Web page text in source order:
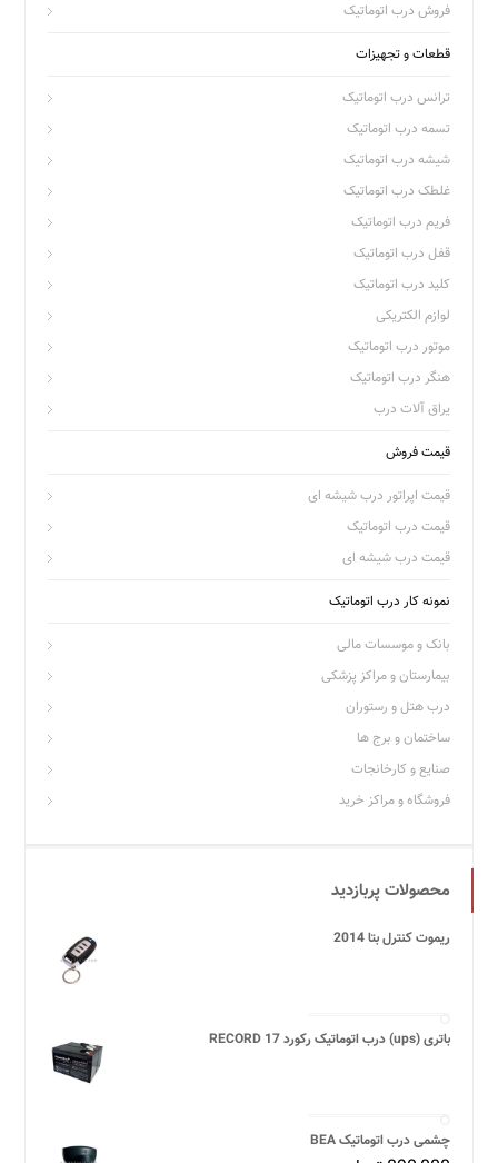
فروش درب اتوماتیک
قطعات و تجهیزات
ترانس درب اتوماتیک
تسمه درب اتوماتیک
شیشه درب اتوماتیک
غلطک درب اتوماتیک
فریم درب اتوماتیک
قفل درب اتوماتیک
کلید درب اتوماتیک
لوازم الکتریکی
موتور درب اتوماتیک
هنگر درب اتوماتیک
یراق آلات درب
قیمت فروش
قیمت اپراتور درب شیشه ای
قیمت درب اتوماتیک
قیمت درب شیشه ای
نمونه کار درب اتوماتیک
بانک و موسسات مالی
بیمارستان و مراکز پزشکی
درب هتل و رستوران
ساختمان و برج ها
صنایع و کارخانجات
فروشگاه و مراکز خرید
محصولات پربازدید
ریموت کنترل بتا 2014
باتری (ups) درب اتوماتیک رکورد 17 RECORD
چشمی درب اتوماتیک BEA